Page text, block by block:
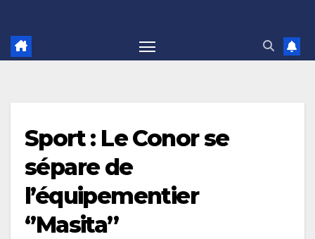
Sport : Le Conor se
sépare de
l’équipementier
‘’Masita’’